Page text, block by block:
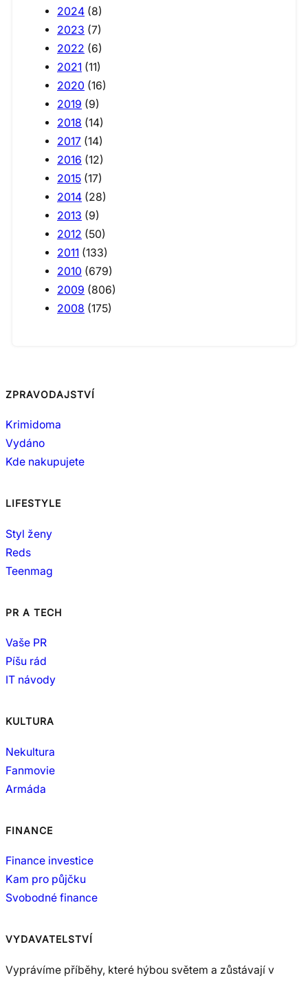
2024 (8)
2023 (7)
2022 (6)
2021 (11)
2020 (16)
2019 (9)
2018 (14)
2017 (14)
2016 (12)
2015 (17)
2014 (28)
2013 (9)
2012 (50)
2011 (133)
2010 (679)
2009 (806)
2008 (175)
ZPRAVODAJSTVÍ
Krimidoma
Vydáno
Kde nakupujete
LIFESTYLE
Styl ženy
Reds
Teenmag
PR A TECH
Vaše PR
Píšu rád
IT návody
KULTURA
Nekultura
Fanmovie
Armáda
FINANCE
Finance investice
Kam pro půjčku
Svobodné finance
VYDAVATELSTVÍ
Vyprávíme příběhy, které hýbou světem a zůstávají v